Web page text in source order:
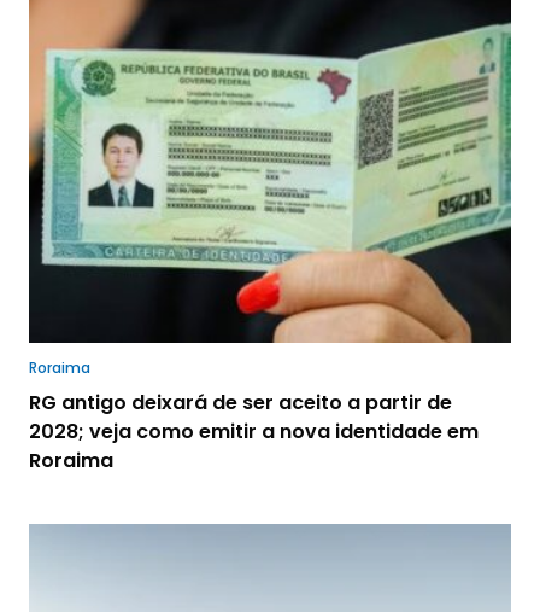
Roraima
RG antigo deixará de ser aceito a partir de
2028; veja como emitir a nova identidade em
Roraima